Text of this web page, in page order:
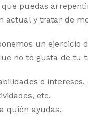
puedas
actual y tratar de
un ejercicio
no te gusta de tu
e
etc.
quién ayudas.